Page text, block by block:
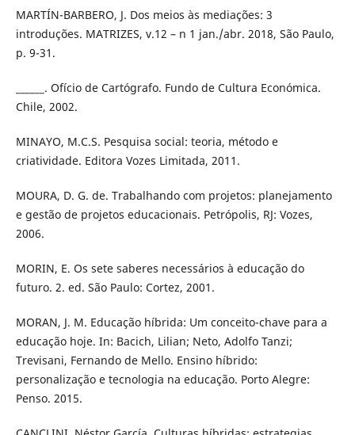
MARTÍN-BARBERO, J. Dos meios às mediações: 3
introduções. MATRIZES, v.12 – n 1 jan./abr. 2018, São Paulo,
p. 9-31.
______. Ofício de Cartógrafo. Fundo de Cultura Económica.
Chile, 2002.
MINAYO, M.C.S. Pesquisa social: teoria, método e
criatividade. Editora Vozes Limitada, 2011.
MOURA, D. G. de. Trabalhando com projetos: planejamento
e gestão de projetos educacionais. Petrópolis, RJ: Vozes,
2006.
MORIN, E. Os sete saberes necessários à educação do
futuro. 2. ed. São Paulo: Cortez, 2001.
MORAN, J. M. Educação híbrida: Um conceito-chave para a
educação hoje. In: Bacich, Lilian; Neto, Adolfo Tanzi;
Trevisani, Fernando de Mello. Ensino híbrido:
personalização e tecnologia na educação. Porto Alegre:
Penso. 2015.